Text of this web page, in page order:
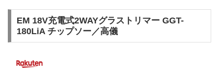
EM 18V充電式2WAYグラストリマー GGT-
180LiA チップソー／高儀